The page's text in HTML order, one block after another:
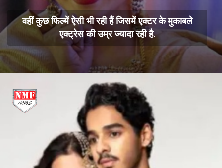
वहीं कुछ फिल्में ऐसी भी रही हैं जिसमें एक्टर के मुकाबले
एक्ट्रेस की उम्र ज्यादा रही है.